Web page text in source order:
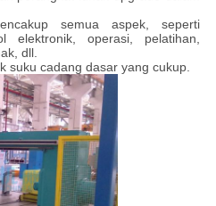
semua aspek, seperti
elektronik, operasi, pelatihan,
dll.
suku cadang dasar yang cukup.